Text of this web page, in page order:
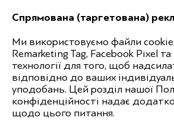
Спрямована (таргетована)
Ми використовуємо файли
Remarketing Tag, Facebook Pixel та
технології для того, щоб
відповідно до ваших
уподобань. Цей розділ нашої
конфіденційності надає
щодо цього питання.